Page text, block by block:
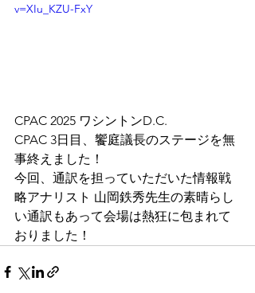
v=XIu_KZU-FxY
CPAC 2025 ワシントンD.C.
CPAC 3日目、饗庭議長のステージを無
事終えました！
今回、通訳を担っていただいた情報戦
略アナリスト 山岡鉄秀先生の素晴らし
い通訳もあって会場は熱狂に包まれて
おりました！